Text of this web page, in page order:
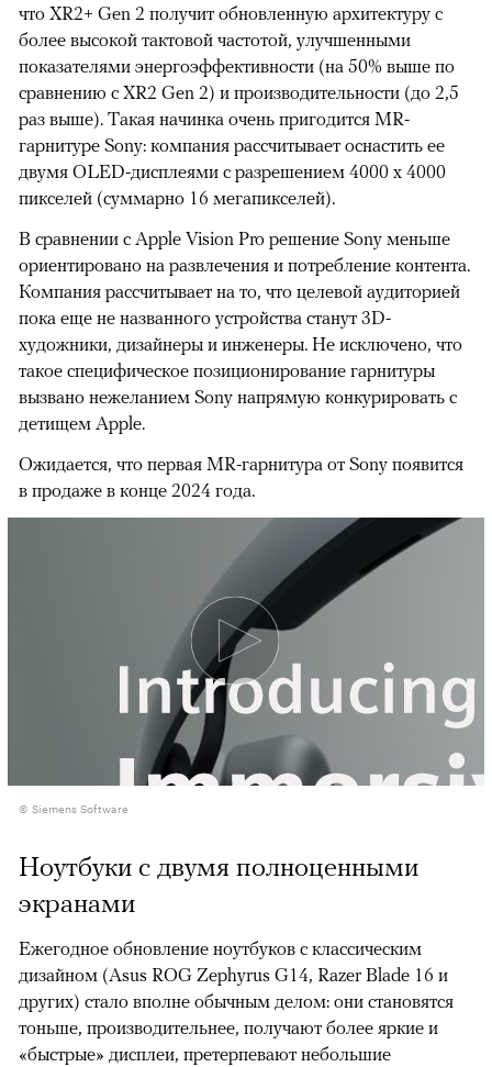
что XR2+ Gen 2 получит обновленную архитектуру с
более высокой тактовой частотой, улучшенными
показателями энергоэффективности (на 50% выше по
сравнению с XR2 Gen 2) и производительности (до 2,5
раз выше). Такая начинка очень пригодится MR-
гарнитуре Sony: компания рассчитывает оснастить ее
двумя OLED-дисплеями с разрешением 4000 х 4000
пикселей (суммарно 16 мегапикселей).
В сравнении с Apple Vision Pro решение Sony меньше
ориентировано на развлечения и потребление контента.
Компания рассчитывает на то, что целевой аудиторией
пока еще не названного устройства станут 3D-
художники, дизайнеры и инженеры. Не исключено, что
такое специфическое позиционирование гарнитуры
вызвано нежеланием Sony напрямую конкурировать с
детищем Apple.
Ожидается, что первая MR-гарнитура от Sony появится
в продаже в конце 2024 года.
© Siemens Software
Ноутбуки с двумя полноценными
экранами
Ежегодное обновление ноутбуков с классическим
дизайном (Asus ROG Zephyrus G14, Razer Blade 16 и
других) стало вполне обычным делом: они становятся
тоньше, производительнее, получают более яркие и
«быстрые» дисплеи, претерпевают небольшие